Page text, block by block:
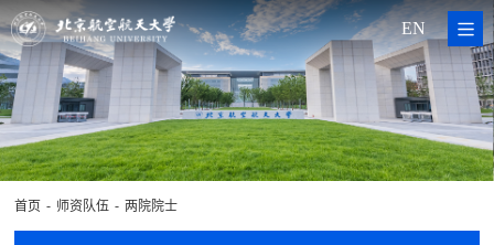
EN
首页 - 师资队伍 - 两院院士